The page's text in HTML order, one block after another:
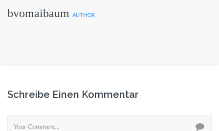
bvomaibaum AUTHOR
Schreibe Einen Kommentar